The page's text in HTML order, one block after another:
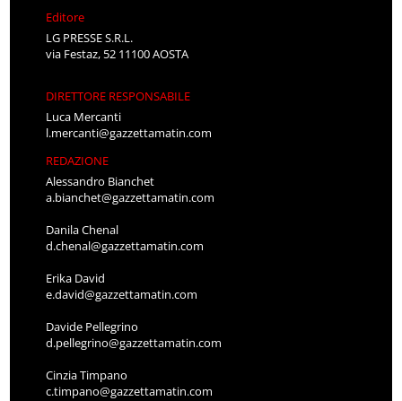
Editore
LG PRESSE S.R.L.
via Festaz, 52 11100 AOSTA
DIRETTORE RESPONSABILE
Luca Mercanti
l.mercanti@gazzettamatin.com
REDAZIONE
Alessandro Bianchet
a.bianchet@gazzettamatin.com
Danila Chenal
d.chenal@gazzettamatin.com
Erika David
e.david@gazzettamatin.com
Davide Pellegrino
d.pellegrino@gazzettamatin.com
Cinzia Timpano
c.timpano@gazzettamatin.com